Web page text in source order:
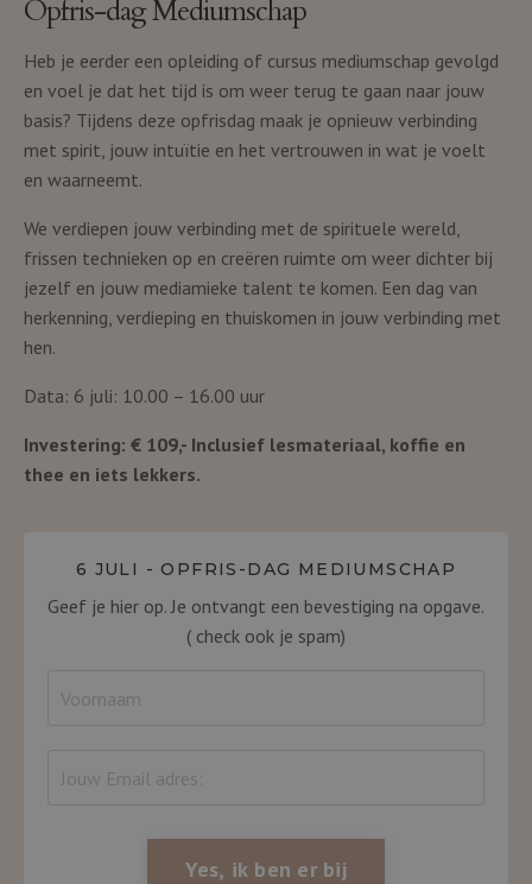
Opfris-dag Mediumschap
Heb je eerder een opleiding of cursus mediumschap gevolgd
en voel je dat het tijd is om weer terug te gaan naar jouw
basis? Tijdens deze opfrisdag maak je opnieuw verbinding
met spirit, jouw intuïtie en het vertrouwen in wat je voelt
en waarneemt.
We verdiepen jouw verbinding met de spirituele wereld,
frissen technieken op en creëren ruimte om weer dichter bij
jezelf en jouw mediamieke talent te komen. Een dag van
herkenning, verdieping en thuiskomen in jouw verbinding met
hen.
Data: 6 juli: 10.00 – 16.00 uur
Investering: € 109,- Inclusief lesmateriaal, koffie en
thee en iets lekkers.
6 JULI - OPFRIS-DAG MEDIUMSCHAP
Geef je hier op. Je ontvangt een bevestiging na opgave.
( check ook je spam)
Yes, ik ben er bij